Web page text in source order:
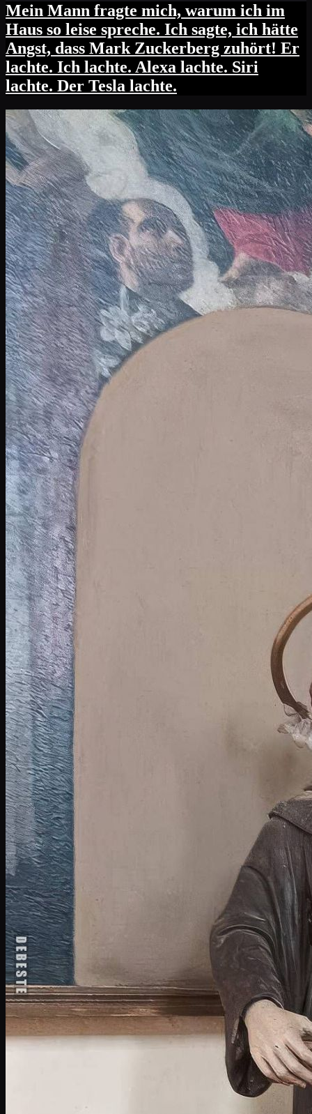
Mein Mann fragte mich, warum ich im
Haus so leise spreche. Ich sagte, ich hätte
Angst, dass Mark Zuckerberg zuhört! Er
lachte. Ich lachte. Alexa lachte. Siri
lachte. Der Tesla lachte.